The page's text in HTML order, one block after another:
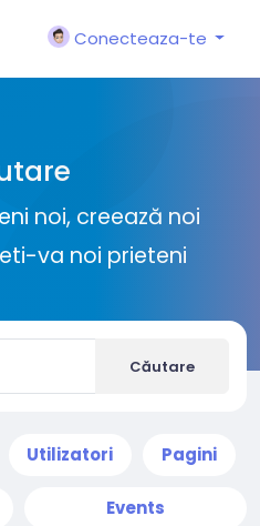
Conecteaza-te
noi, creează noi
va noi prieteni
Căutare
Utilizatori Pagini
Events